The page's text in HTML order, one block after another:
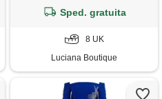
Sped. gratuita
8 UK
Luciana Boutique